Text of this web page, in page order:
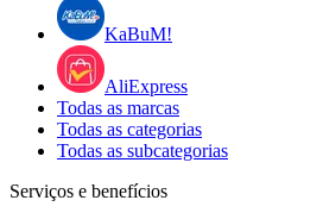
KaBuM!
AliExpress
Todas as marcas
Todas as categorias
Todas as subcategorias
Serviços e benefícios